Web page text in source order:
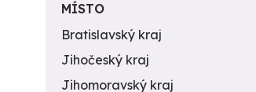
MÍSTO
Bratislavský kraj
Jihočeský kraj
Jihomoravský kraj